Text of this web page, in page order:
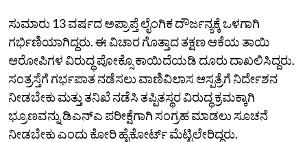
ಸುಮಾರು 13 ವರ್ಷದ ಅಪ್ರಾಪ್ತೆ ಲೈಂಗಿಕ ದೌರ್ಜನ್ಯಕ್ಕೆ ಒಳಗಾಗಿ
ಗರ್ಭಿಣಿಯಾಗಿದ್ದರು. ಈ ವಿಚಾರ ಗೊತ್ತಾದ ತಕ್ಷಣ ಆಕೆಯ ತಾಯಿ
ಆರೋಪಿಗಳ ವಿರುದ್ಧ ಪೋಕ್ಸೊ ಕಾಯಿದೆಯಡಿ ದೂರು ದಾಖಲಿಸಿದ್ದರು.
ಸಂತ್ರಸ್ತೆಗೆ ಗರ್ಭಪಾತ ನಡೆಸಲು ವಾಣಿವಿಲಾಸ ಆಸ್ಪತ್ರೆಗೆ ನಿರ್ದೇಶನ
ನೀಡಬೇಕು ಮತ್ತು ತನಿಖೆ ನಡೆಸಿ ತಪ್ಪಿತಸ್ಥರ ವಿರುದ್ಧ ಕ್ರಮಕ್ಕಾಗಿ
ಭ್ರೂಣವನ್ನು ಡಿಎನ್‌ಎ ಪರೀಕ್ಷೆಗಾಗಿ ಸಂಗ್ರಹ ಮಾಡಲು ಸೂಚನೆ
ನೀಡಬೇಕು ಎಂದು ಕೋರಿ ಹೈಕೋರ್ಟ್ ಮೆಟ್ಟಿಲೇರಿದ್ದರು.